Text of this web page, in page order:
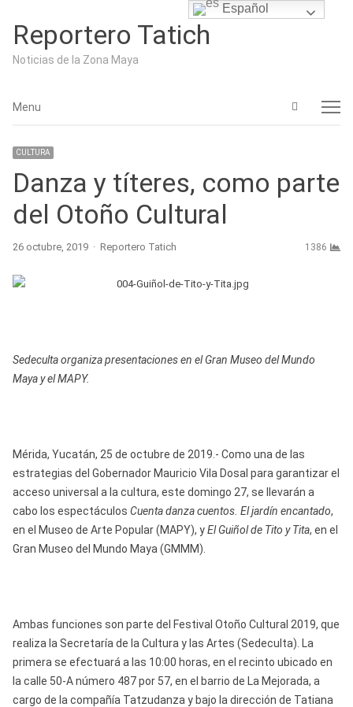
Reportero Tatich
Noticias de la Zona Maya
Open
Menu
Menu
CULTURA
Danza y títeres, como parte
del Otoño Cultural
26 octubre, 2019 Author
Reportero Tatich 1386
Sedeculta organiza presentaciones en el Gran Museo del Mundo
Maya y el MAPY.
Mérida, Yucatán, 25 de octubre de 2019.- Como una de las
estrategias del Gobernador Mauricio Vila Dosal para garantizar el
acceso universal a la cultura, este domingo 27, se llevarán a
cabo los espectáculos Cuenta danza cuentos. El jardín encantado,
en el Museo de Arte Popular (MAPY), yEl Guiñol de Tito y Tita, en el
Gran Museo del Mundo Maya (GMMM).
Ambas funciones son parte del Festival Otoño Cultural 2019, que
realiza la Secretaría de la Cultura y las Artes (Sedeculta). La
primera se efectuará a las 10:00 horas, en el recinto ubicado en
la calle 50-A número 487 por 57, en el barrio de La Mejorada, a
cargo de la compañía Tatzudanza y bajo la dirección de Tatiana
Español